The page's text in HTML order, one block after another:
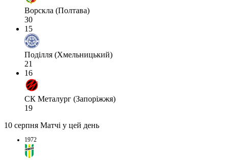
Ворскла (Полтава)
30
15
Поділля (Хмельницький)
21
16
СК Металург (Запоріжжя)
19
10 серпня Матчі у цей день
1972